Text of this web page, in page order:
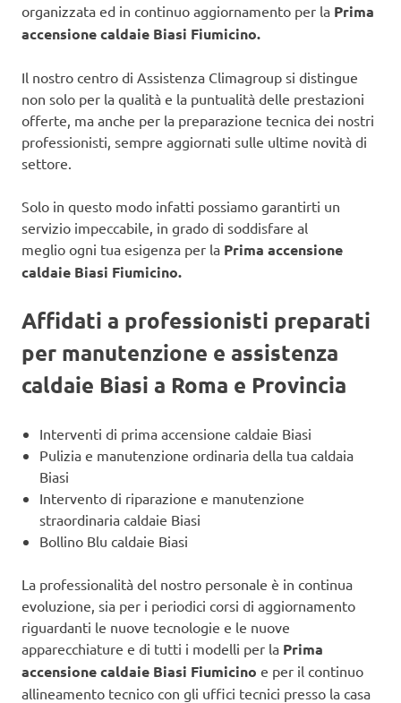
organizzata ed in continuo aggiornamento per la Prima
accensione caldaie Biasi Fiumicino.
Il nostro centro di Assistenza Climagroup si distingue
non solo per la qualità e la puntualità delle prestazioni
offerte, ma anche per la preparazione tecnica dei nostri
professionisti, sempre aggiornati sulle ultime novità di
settore.
Solo in questo modo infatti possiamo garantirti un
servizio impeccabile, in grado di soddisfare al
meglio ogni tua esigenza per la Prima accensione
caldaie Biasi Fiumicino.
Affidati a professionisti preparati
per manutenzione e assistenza
caldaie Biasi a Roma e Provincia
Interventi di prima accensione caldaie Biasi
Pulizia e manutenzione ordinaria della tua caldaia
Biasi
Intervento di riparazione e manutenzione
straordinaria caldaie Biasi
Bollino Blu caldaie Biasi
La professionalità del nostro personale è in continua
evoluzione, sia per i periodici corsi di aggiornamento
riguardanti le nuove tecnologie e le nuove
apparecchiature e di tutti i modelli per la Prima
accensione caldaie Biasi Fiumicino e per il continuo
allineamento tecnico con gli uffici tecnici presso la casa